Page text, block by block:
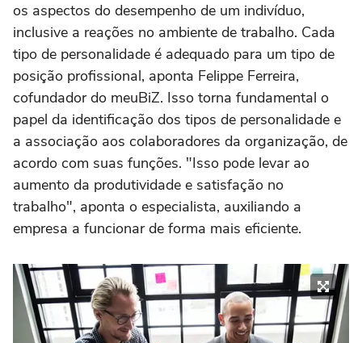
os aspectos do desempenho de um indivíduo,
inclusive a reações no ambiente de trabalho. Cada
tipo de personalidade é adequado para um tipo de
posição profissional, aponta Felippe Ferreira,
cofundador do meuBiZ. Isso torna fundamental o
papel da identificação dos tipos de personalidade e
a associação aos colaboradores da organização, de
acordo com suas funções. "Isso pode levar ao
aumento da produtividade e satisfação no
trabalho", aponta o especialista, auxiliando a
empresa a funcionar de forma mais eficiente.